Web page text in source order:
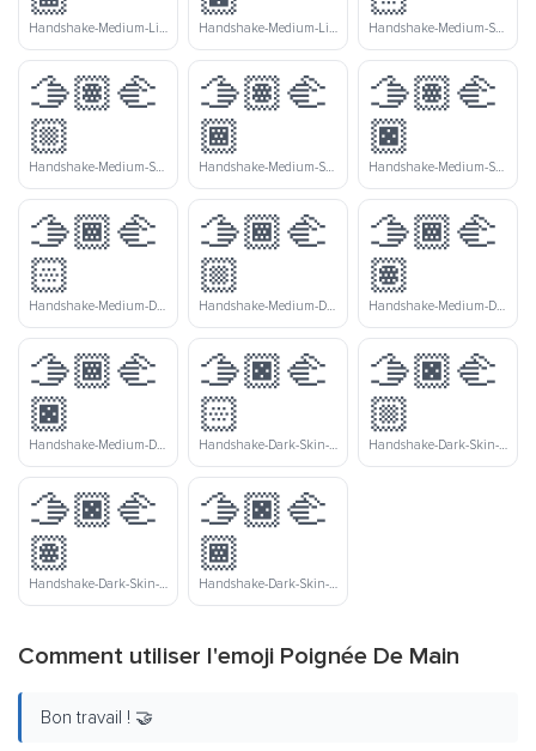
Handshake-Medium-Light-Skin-Tone-Medium-Dark-Skin-Tone Handshake-Medium-Light-Skin-Tone-Dark-Skin-Tone Handshake-Medium-Skin-Tone-Light-Skin-Tone
🫱🏽‍🫲
🏼
Handshake-Medium-Skin-Tone-Medium-Light-Skin-Tone
🫱🏽‍🫲
🏾
Handshake-Medium-Skin-Tone-Medium-Dark-Skin-Tone
🫱🏽‍🫲
🏿
Handshake-Medium-Skin-Tone-Dark-Skin-Tone
🫱🏾‍🫲
🏻
Handshake-Medium-Dark-Skin-Tone-Light-Skin-Tone
🫱🏾‍🫲
🏼
Handshake-Medium-Dark-Skin-Tone-Medium-Light-Skin-Tone
🫱🏾‍🫲
🏽
Handshake-Medium-Dark-Skin-Tone-Medium-Skin-Tone
🫱🏾‍🫲
🏿
Handshake-Medium-Dark-Skin-Tone-Dark-Skin-Tone
🫱🏿‍🫲
🏻
Handshake-Dark-Skin-Tone-Light-Skin-Tone
🫱🏿‍🫲
🏼
Handshake-Dark-Skin-Tone-Medium-Light-Skin-Tone
🫱🏿‍🫲
🏽
Handshake-Dark-Skin-Tone-Medium-Skin-Tone
🫱🏿‍🫲
🏾
Handshake-Dark-Skin-Tone-Medium-Dark-Skin-Tone
Comment utiliser l'emoji Poignée De Main
Bon travail ! 🤝